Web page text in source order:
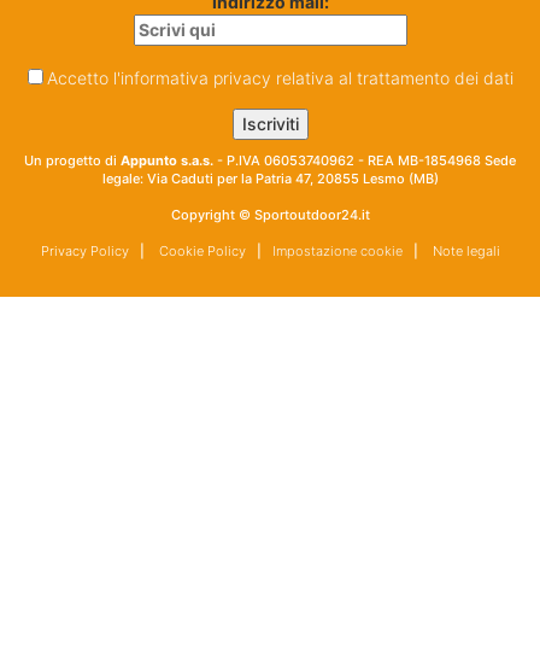
Accetto l'informativa privacy relativa al trattamento dei dati
Un progetto di Appunto s.a.s. - P.IVA 06053740962 - REA MB-1854968 Sede
legale: Via Caduti per la Patria 47, 20855 Lesmo (MB)
Copyright © Sportoutdoor24.it
Privacy Policy| Cookie Policy| Impostazione cookie| Note legali